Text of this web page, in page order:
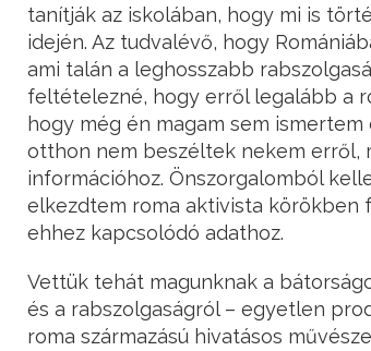
tanítják az iskolában, hogy mi is
idején. Az tudvalévő, hogy
ami talán a leghosszabb
feltételezné, hogy erről legalább a
hogy még én magam sem
otthon nem beszéltek nekem erről,
információhoz. Önszorgalomból
elkezdtem roma aktivista körökben
ehhez kapcsolódó adathoz.
Vettük tehát magunknak a
és a rabszolgaságról – egyetlen
roma származású hivatásos